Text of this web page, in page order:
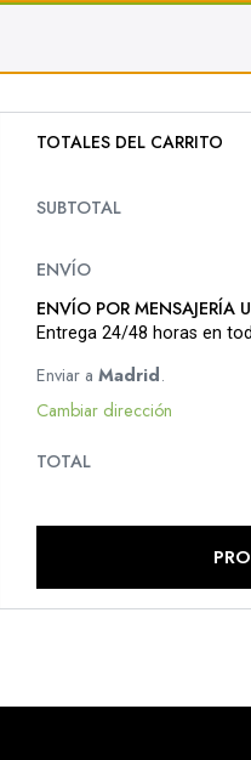
TOTALES DEL CARRITO
ENVÍO POR MENSAJERÍA
Entrega 24/48 horas en
Enviar aMadrid.
Cambiar dirección